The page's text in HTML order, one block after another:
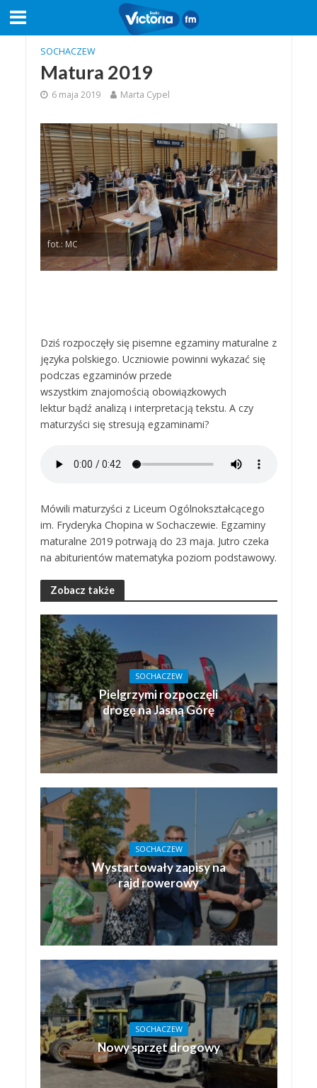
SOCHACZEW
Matura 2019
6 maja 2019 Marta Cypel
fot.: MC
Dziś rozpoczęły się pisemne egzaminy maturalne z
języka polskiego. Uczniowie powinni wykazać się
podczas egzaminów przede
wszystkim znajomością obowiązkowych
lektur bądź analizą i interpretacją tekstu. A czy
maturzyści się stresują egzaminami?
Mówili maturzyści z Liceum Ogólnokształcącego
im. Fryderyka Chopina w Sochaczewie. Egzaminy
maturalne 2019 potrwają do 23 maja. Jutro czeka
na abiturientów matematyka poziom podstawowy.
Zobacz także
SOCHACZEW
Pielgrzymi rozpoczęli
drogę na Jasną Górę
SOCHACZEW
Wystartowały zapisy na
rajd rowerowy
SOCHACZEW
Nowy sprzęt drogowy